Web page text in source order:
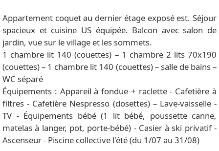
Appartement coquet au dernier étage exposé est. Séjour
spacieux et cuisine US équipée. Balcon avec salon de
jardin, vue sur le village et les sommets.
1 chambre lit 140 (couettes) – 1 chambre 2 lits 70x190
(couettes) – 1 chambre lit 140 (couettes) – salle de bains –
WC séparé
Équipements : Appareil à fondue + raclette - Cafetière à
filtres - Cafetière Nespresso (dosettes) – Lave-vaisselle -
TV - Équipements bébé (1 lit bébé, poussette canne,
matelas à langer, pot, porte-bébé) - Casier à ski privatif -
Ascenseur - Piscine collective l'été (du 1/07 au 31/08)